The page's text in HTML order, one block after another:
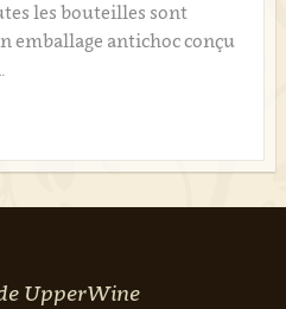
les bouteilles sont
emballage antichoc conçu
UpperWine